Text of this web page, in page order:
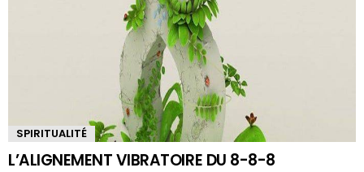
SPIRITUALITÉ
L’ALIGNEMENT VIBRATOIRE DU 8-8-8